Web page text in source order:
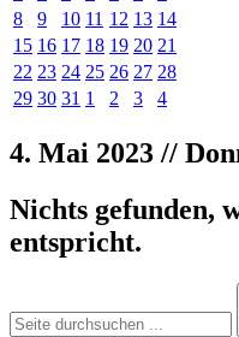
8
9 10 11 12 13 14
15 16 17 18 19 20 21
22 23 24 25 26 27 28
29 30 31 1 2 3 4
4. Mai 2023 //
Nichts gefunden,
entspricht.